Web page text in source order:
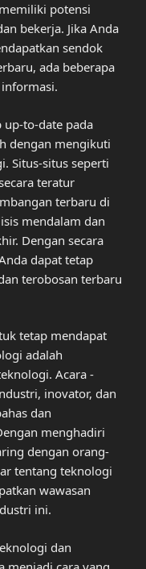
potensi
bekerja. Jika Anda
sendok
ada beberapa
up-to-date pada
dengan mengikuti
Situs-situs seperti
teratur
terbaru di
mendalam dan
Dengan secara
dapat tetap
terobosan terbaru
tetap mendapat
adalah
Acara -
inovator, dan
dan
menghadiri
dengan orang-
tentang teknologi
wawasan
ini.
dan